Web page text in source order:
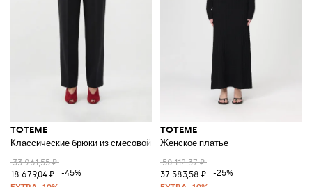
TOTEME
Классические брюки из смесовой шерсти
33 961,55 ₽
18 679,04 ₽
-45%
TOTEME
Женское платье
50 112,37 ₽
37 583,58 ₽
-25%